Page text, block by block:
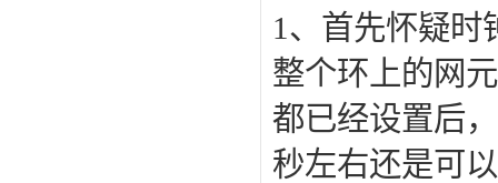
1、首先怀疑时
整个环上的网
都已经设置后
秒左右还是可